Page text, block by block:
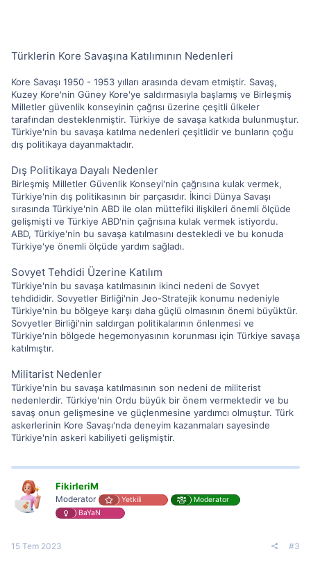
Türklerin Kore Savaşına Katılımının Nedenleri
Kore Savaşı 1950 - 1953 yılları arasında devam etmiştir. Savaş,
Kuzey Kore'nin Güney Kore'ye saldırmasıyla başlamış ve Birleşmiş
Milletler güvenlik konseyinin çağrısı üzerine çeşitli ülkeler
tarafından desteklenmiştir. Türkiye de savaşa katkıda bulunmuştur.
Türkiye'nin bu savaşa katılma nedenleri çeşitlidir ve bunların çoğu
dış politikaya dayanmaktadır.
Dış Politikaya Dayalı Nedenler
Birleşmiş Milletler Güvenlik Konseyi'nin çağrısına kulak vermek,
Türkiye'nin dış politikasının bir parçasıdır. İkinci Dünya Savaşı
sırasında Türkiye'nin ABD ile olan müttefiki ilişkileri önemli ölçüde
gelişmişti ve Türkiye ABD'nin çağrısına kulak vermek istiyordu.
ABD, Türkiye'nin bu savaşa katılmasını destekledi ve bu konuda
Türkiye'ye önemli ölçüde yardım sağladı.
Sovyet Tehdidi Üzerine Katılım
Türkiye'nin bu savaşa katılmasının ikinci nedeni de Sovyet
tehdididir. Sovyetler Birliği'nin Jeo-Stratejik konumu nedeniyle
Türkiye'nin bu bölgeye karşı daha güçlü olmasının önemi büyüktür.
Sovyetler Birliği'nin saldırgan politikalarının önlenmesi ve
Türkiye'nin bölgede hegemonyasının korunması için Türkiye savaşa
katılmıştır.
Militarist Nedenler
Türkiye'nin bu savaşa katılmasının son nedeni de militerist
nedenlerdir. Türkiye'nin Ordu büyük bir önem vermektedir ve bu
savaş onun gelişmesine ve güçlenmesine yardımcı olmuştur. Türk
askerlerinin Kore Savaşı'nda deneyim kazanmaları sayesinde
Türkiye'nin askeri kabiliyeti gelişmiştir.
FikirleriM
Moderator Yetkili
Moderator
BaYaN
15 Tem 2023 #3